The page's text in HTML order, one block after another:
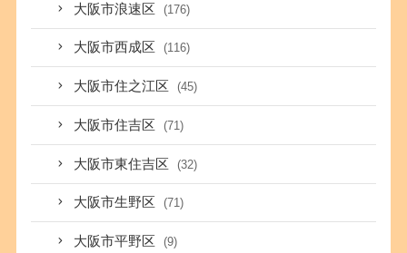
大阪市浪速区 (176)
大阪市西成区 (116)
大阪市住之江区 (45)
大阪市住吉区 (71)
大阪市東住吉区 (32)
大阪市生野区 (71)
大阪市平野区 (9)